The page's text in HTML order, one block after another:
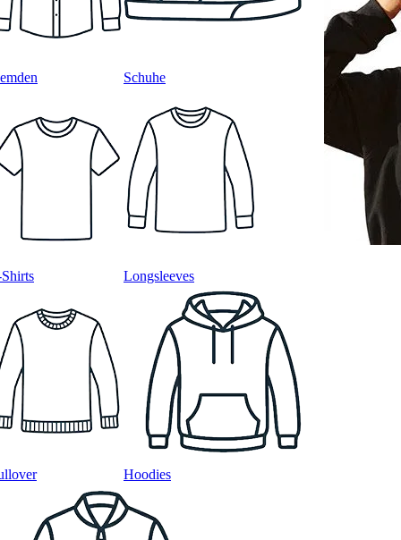
Schuhe
Longsleeves
Hoodies